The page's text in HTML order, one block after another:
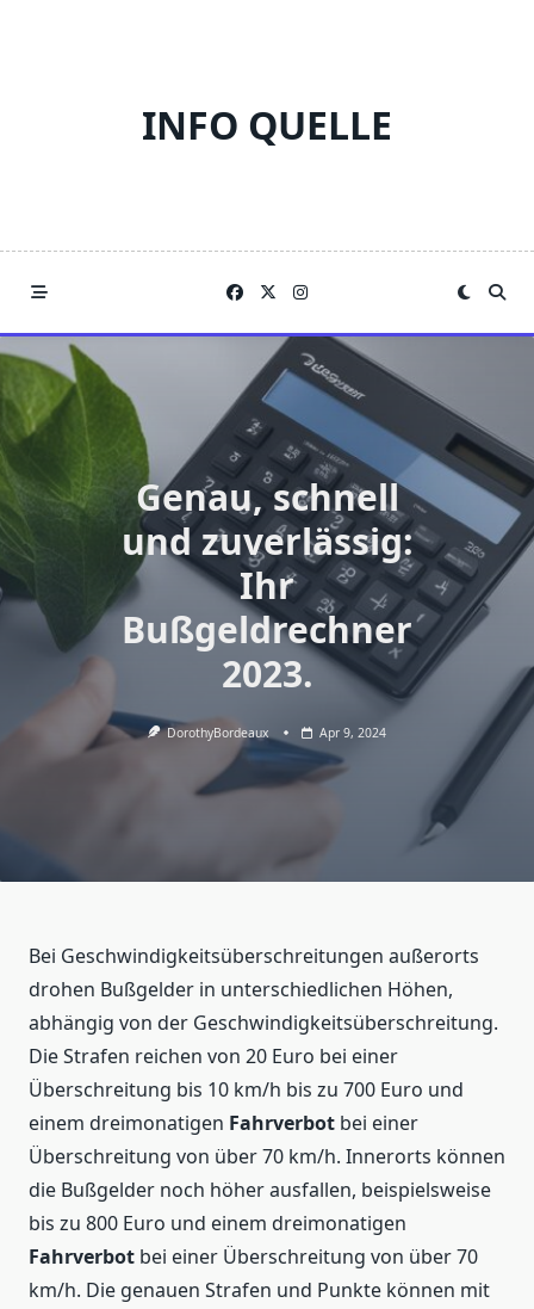
INFO QUELLE
Genau, schnell
und zuverlässig:
Ihr
Bußgeldrechner
2023.
DorothyBordeaux Apr 9, 2024
Bei Geschwindigkeitsüberschreitungen außerorts
drohen Bußgelder in unterschiedlichen Höhen,
abhängig von der Geschwindigkeitsüberschreitung.
Die Strafen reichen von 20 Euro bei einer
Überschreitung bis 10 km/h bis zu 700 Euro und
einem dreimonatigen Fahrverbot bei einer
Überschreitung von über 70 km/h. Innerorts können
die Bußgelder noch höher ausfallen, beispielsweise
bis zu 800 Euro und einem dreimonatigen
Fahrverbot bei einer Überschreitung von über 70
km/h. Die genauen Strafen und Punkte können mit